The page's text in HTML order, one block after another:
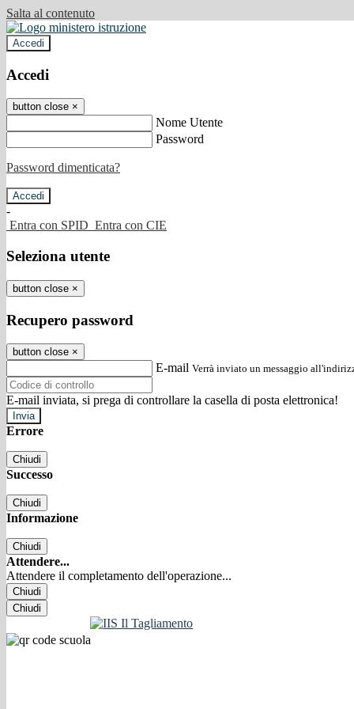
Salta al contenuto
Accedi
Accedi
button close ×
Nome Utente
Password
Password dimenticata?
-
Entra con SPID Entra con CIE
Seleziona utente
button close ×
Recupero password
button close ×
E-mail Verrà inviato un messaggio
E-mail inviata, si prega di controllare la casella di posta elettronica!
Errore
Chiudi
Successo
Chiudi
Informazione
Chiudi
Attendere...
Attendere il completamento dell'operazione...
Chiudi
Chiudi